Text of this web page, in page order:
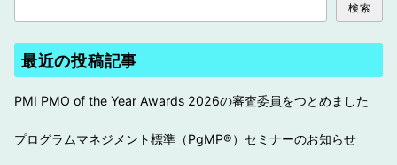
検索
最近の投稿記事
PMI PMO of the Year Awards 2026の審査委員をつとめました
プログラムマネジメント標準（PgMP®︎）セミナーのお知らせ